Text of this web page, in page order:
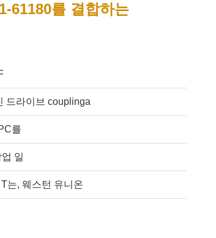
61180를 결합하는
드라이브 couplinga
를
일
T는, 웨스턴 유니온